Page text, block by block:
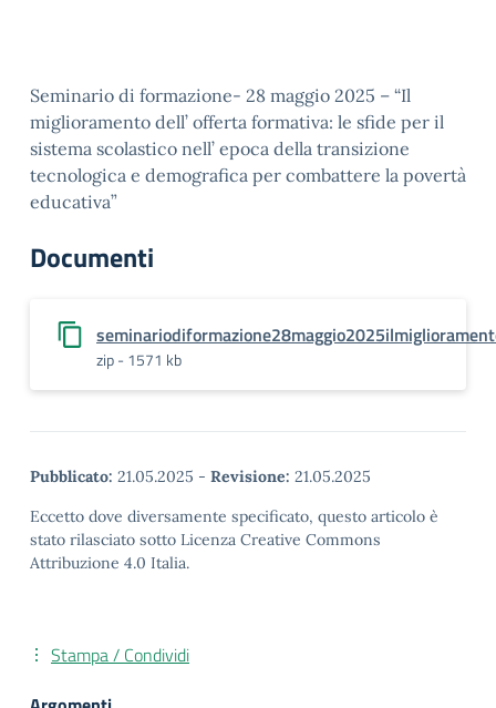
Seminario di formazione- 28 maggio 2025 – “Il
miglioramento dell’ offerta formativa: le sfide per il
sistema scolastico nell’ epoca della transizione
tecnologica e demografica per combattere la povertà
educativa”
Documenti
zip - 1571 kb
Pubblicato: 21.05.2025 - Revisione: 21.05.2025
Eccetto dove diversamente specificato, questo articolo è
stato rilasciato sotto Licenza Creative Commons
Attribuzione 4.0 Italia.
Stampa / Condividi